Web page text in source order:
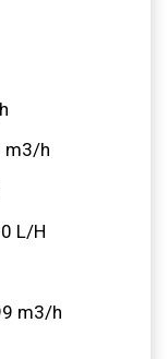
m3/h
L/H
m3/h